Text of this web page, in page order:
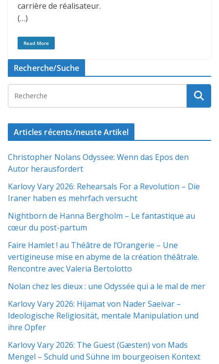
carrière de réalisateur.
(…)
Read More
Recherche/Suche
Articles récents/neuste Artikel
Christopher Nolans Odyssee: Wenn das Epos den
Autor herausfordert
Karlovy Vary 2026: Rehearsals For a Revolution – Die
Iraner haben es mehrfach versucht
Nightborn de Hanna Bergholm – Le fantastique au
cœur du post-partum
Faire Hamlet ! au Théâtre de l’Orangerie – Une
vertigineuse mise en abyme de la création théâtrale.
Rencontre avec Valeria Bertolotto
Nolan chez les dieux : une Odyssée qui a le mal de mer
Karlovy Vary 2026: Hijamat von Nader Saeivar​​ –
Ideologische Religiosität, mentale Manipulation und
ihre Opfer
Karlovy Vary 2026: The Guest (Gæsten) von Mads
Mengel – Schuld und Sühne im bourgeoisen Kontext